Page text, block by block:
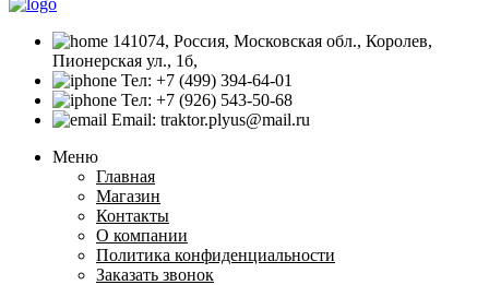
141074, Россия, Московская обл., Королев,
Пионерская ул., 1б,
Тел: +7 (499) 394-64-01
Тел: +7 (926) 543-50-68
Email: traktor.plyus@mail.ru
Меню
Главная
Магазин
Контакты
О компании
Политика конфиденциальности
Заказать звонок